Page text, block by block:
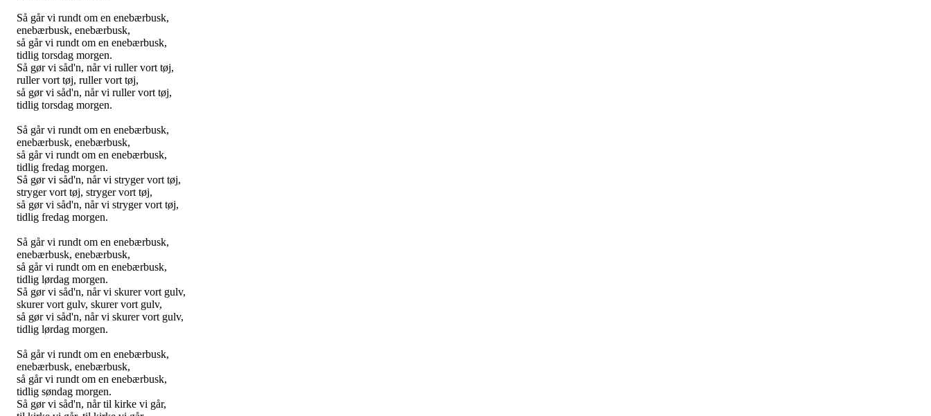
Så går vi rundt om en enebærbusk,
enebærbusk, enebærbusk,
så går vi rundt om en enebærbusk,
tidlig torsdag morgen.
Så gør vi såd'n, når vi ruller vort tøj,
ruller vort tøj, ruller vort tøj,
så gør vi såd'n, når vi ruller vort tøj,
tidlig torsdag morgen.
Så går vi rundt om en enebærbusk,
enebærbusk, enebærbusk,
så går vi rundt om en enebærbusk,
tidlig fredag morgen.
Så gør vi såd'n, når vi stryger vort tøj,
stryger vort tøj, stryger vort tøj,
så gør vi såd'n, når vi stryger vort tøj,
tidlig fredag morgen.
Så går vi rundt om en enebærbusk,
enebærbusk, enebærbusk,
så går vi rundt om en enebærbusk,
tidlig lørdag morgen.
Så gør vi såd'n, når vi skurer vort gulv,
skurer vort gulv, skurer vort gulv,
så gør vi såd'n, når vi skurer vort gulv,
tidlig lørdag morgen.
Så går vi rundt om en enebærbusk,
enebærbusk, enebærbusk,
så går vi rundt om en enebærbusk,
tidlig søndag morgen.
Så gør vi såd'n, når til kirke vi går,